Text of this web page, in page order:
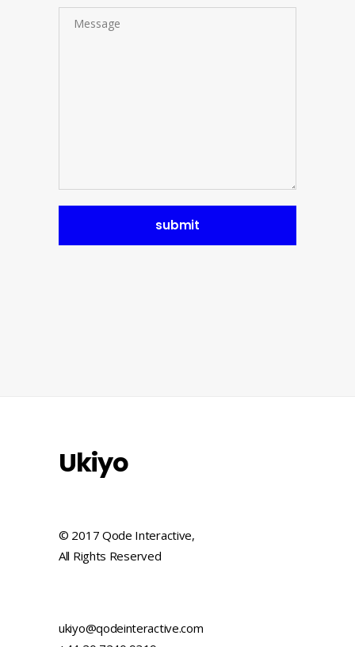
Ukiyo
© 2017 Qode Interactive,
All Rights Reserved
ukiyo@qodeinteractive.com